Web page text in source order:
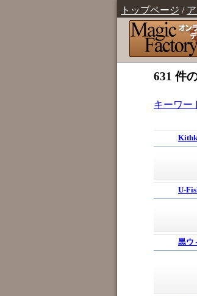
トップページ /
631 件
キーワー
U-
黒ウ